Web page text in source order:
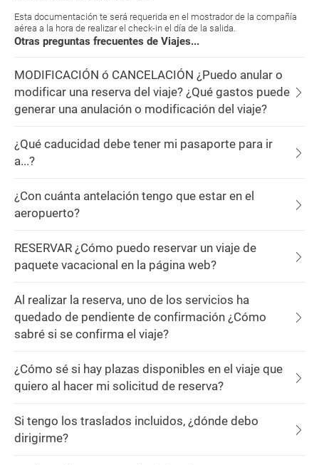
Esta documentación te será requerida en el mostrador de la compañía
aérea a la hora de realizar el check-in el día de la salida.
Otras preguntas frecuentes de Viajes...
MODIFICACIÓN ó CANCELACIÓN ¿Puedo anular o
modificar una reserva del viaje? ¿Qué gastos puede
generar una anulación o modificación del viaje?
¿Qué caducidad debe tener mi pasaporte para ir
a...?
¿Con cuánta antelación tengo que estar en el
aeropuerto?
RESERVAR ¿Cómo puedo reservar un viaje de
paquete vacacional en la página web?
Al realizar la reserva, uno de los servicios ha
quedado de pendiente de confirmación ¿Cómo
sabré si se confirma el viaje?
¿Cómo sé si hay plazas disponibles en el viaje que
quiero al hacer mi solicitud de reserva?
Si tengo los traslados incluidos, ¿dónde debo
dirigirme?